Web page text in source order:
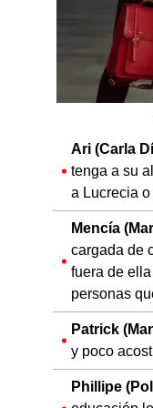
Ari (Carla
tenga a su
a Lucrecia
Mencía
cargada de
fuera de
personas
Patrick
y poco
Phillipe